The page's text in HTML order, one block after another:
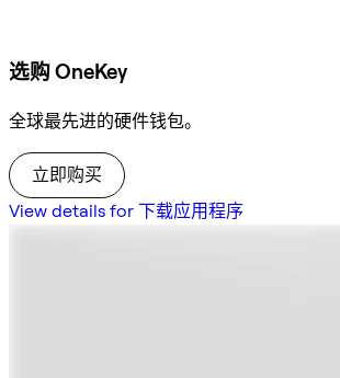
选购 OneKey
全球最先进的硬件钱包。
立即购买
View details for 下载应用程序